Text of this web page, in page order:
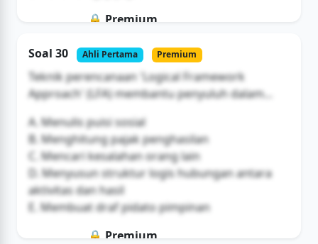
🔒 Premium
Buka Akses
Soal 30 Ahli Pertama Premium
Teknik perencanaan 'Logical Framework
Approach' (LFA) membantu penyuluh dalam...
A. Menulis puisi sosial
B. Menghitung pajak penghasilan
C. Mencari kesalahan orang lain
D. Menyusun struktur logis hubungan antara
aktivitas dan hasil
E. Membuat draf pidato pimpinan
🔒 Premium